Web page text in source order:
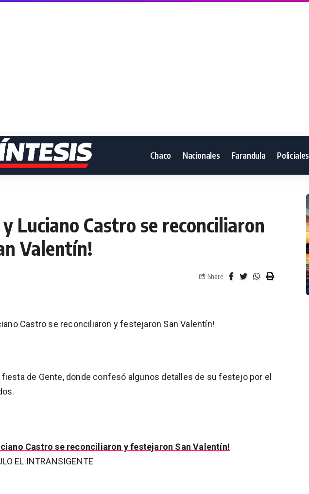
Chaco Nacionales Farandula Policiales
y Luciano Castro se reconciliaron
Valentín!
Share
Castro se reconciliaron y festejaron San Valentín!
de Gente, donde confesó algunos detalles de su festejo por el
Castro se reconciliaron y festejaron San Valentín!
EL INTRANSIGENTE